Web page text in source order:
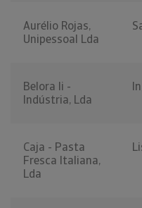
Aurélio Rojas,
Unipessoal Lda
Belora Ii -
Indústria, Lda
Caja - Pasta
Fresca Italiana,
Lda